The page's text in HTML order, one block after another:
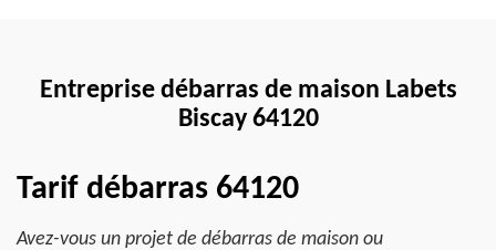
Entreprise débarras de maison Labets
Biscay 64120
Tarif débarras 64120
Avez-vous un projet de débarras de maison ou